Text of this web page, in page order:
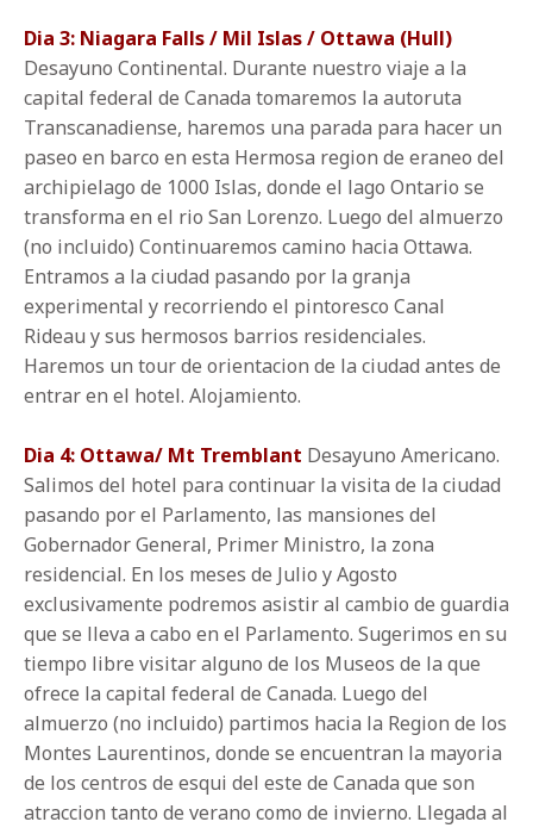
Dia 3: Niagara Falls / Mil Islas / Ottawa (Hull)
Desayuno Continental. Durante nuestro viaje a la
capital federal de Canada tomaremos la autoruta
Transcanadiense, haremos una parada para hacer un
paseo en barco en esta Hermosa region de eraneo del
archipielago de 1000 Islas, donde el lago Ontario se
transforma en el rio San Lorenzo. Luego del almuerzo
(no incluido) Continuaremos camino hacia Ottawa.
Entramos a la ciudad pasando por la granja
experimental y recorriendo el pintoresco Canal
Rideau y sus hermosos barrios residenciales.
Haremos un tour de orientacion de la ciudad antes de
entrar en el hotel. Alojamiento.
Dia 4: Ottawa/ Mt Tremblant Desayuno Americano.
Salimos del hotel para continuar la visita de la ciudad
pasando por el Parlamento, las mansiones del
Gobernador General, Primer Ministro, la zona
residencial. En los meses de Julio y Agosto
exclusivamente podremos asistir al cambio de guardia
que se lleva a cabo en el Parlamento. Sugerimos en su
tiempo libre visitar alguno de los Museos de la que
ofrece la capital federal de Canada. Luego del
almuerzo (no incluido) partimos hacia la Region de los
Montes Laurentinos, donde se encuentran la mayoria
de los centros de esqui del este de Canada que son
atraccion tanto de verano como de invierno. Llegada al